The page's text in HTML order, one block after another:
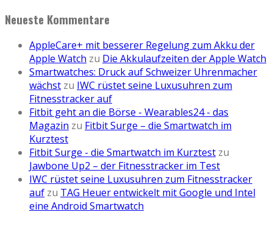
Neueste Kommentare
AppleCare+ mit besserer Regelung zum Akku der
Apple Watch zu Die Akkulaufzeiten der Apple Watch
Smartwatches: Druck auf Schweizer Uhrenmacher
wächst zu IWC rüstet seine Luxusuhren zum
Fitnesstracker auf
Fitbit geht an die Börse - Wearables24 - das
Magazin zu Fitbit Surge – die Smartwatch im
Kurztest
Fitbit Surge - die Smartwatch im Kurztest zu
Jawbone Up2 – der Fitnesstracker im Test
IWC rüstet seine Luxusuhren zum Fitnesstracker
auf zu TAG Heuer entwickelt mit Google und Intel
eine Android Smartwatch